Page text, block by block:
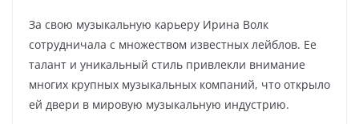
За свою музыкальную карьеру Ирина Волк
сотрудничала с множеством известных лейблов. Ее
талант и уникальный стиль привлекли внимание
многих крупных музыкальных компаний, что открыло
ей двери в мировую музыкальную индустрию.